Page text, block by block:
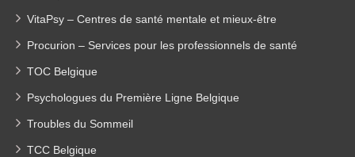
VitaPsy – Centres de santé mentale et mieux-être
Procurion – Services pour les professionnels de santé
TOC Belgique
Psychologues du Première Ligne Belgique
Troubles du Sommeil
TCC Belgique